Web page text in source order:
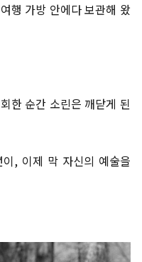
행 가방 안에다 보관해 왔
한 순간 소린은 깨닫게 된
, 이제 막 자신의 예술을